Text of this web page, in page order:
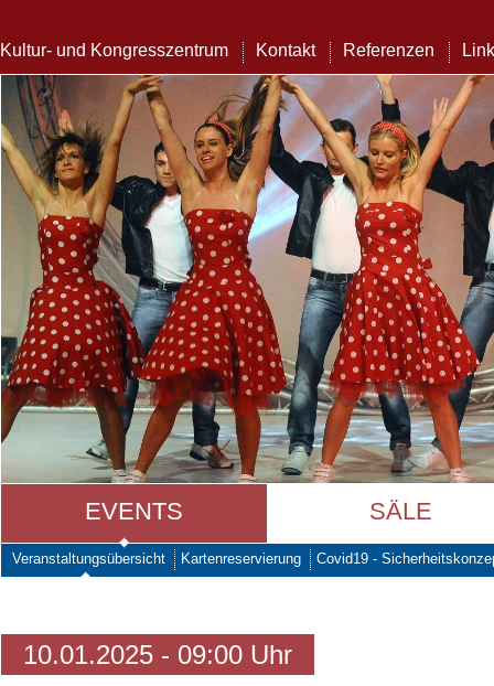
Kultur- und Kongresszentrum Kontakt Referenzen
EVENTS SÄLE
Veranstaltungsübersicht Kartenreservierung Covid19 -
10.01.2025 - 09:00 Uhr